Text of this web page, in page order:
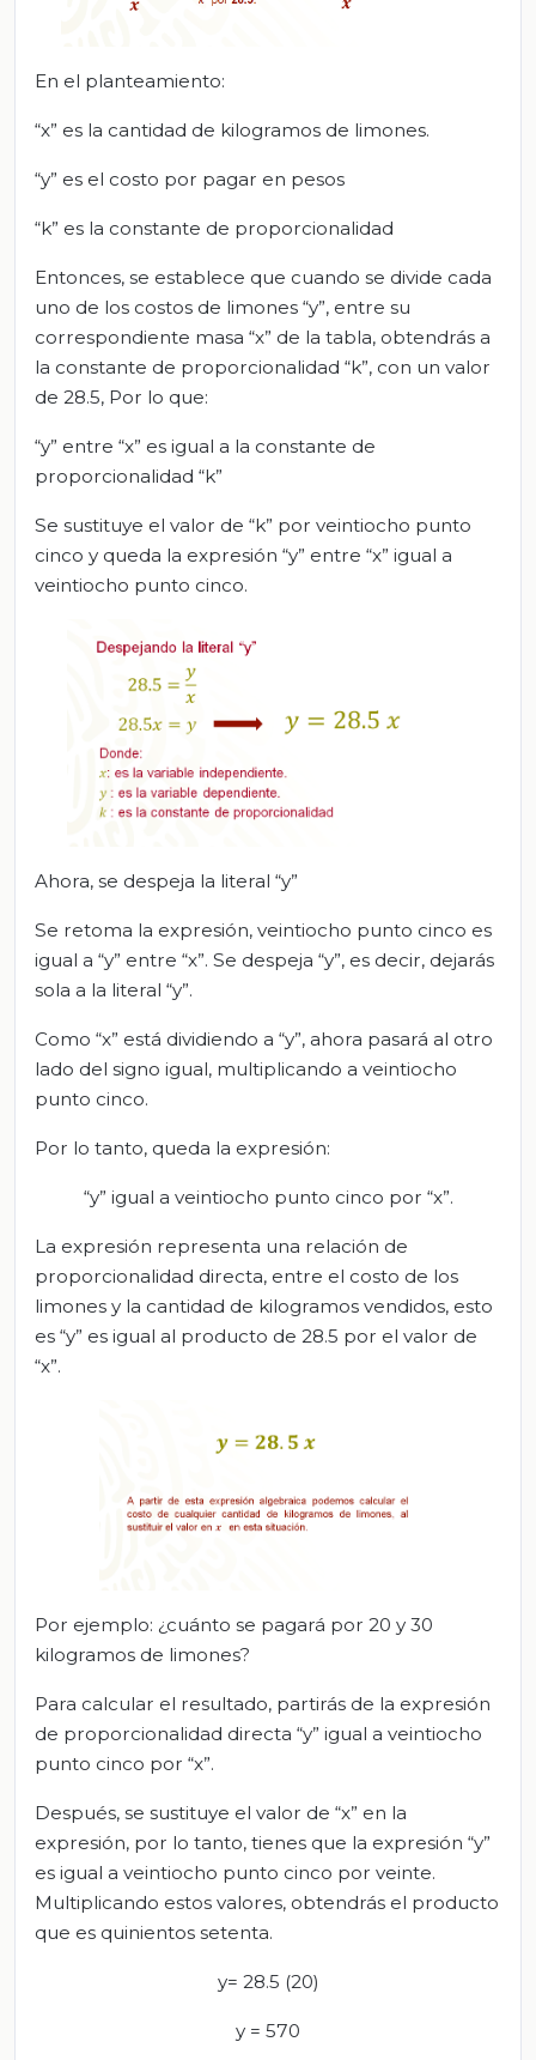
En el planteamiento:
“x” es la cantidad de kilogramos de limones.
“y” es el costo por pagar en pesos
“k” es la constante de proporcionalidad
Entonces, se establece que cuando se divide cada
uno de los costos de limones “y”, entre su
correspondiente masa “x” de la tabla, obtendrás a
la constante de proporcionalidad “k”, con un valor
de 28.5, Por lo que:
“y” entre “x” es igual a la constante de
proporcionalidad “k”
Se sustituye el valor de “k” por veintiocho punto
cinco y queda la expresión “y” entre “x” igual a
veintiocho punto cinco.
Ahora, se despeja la literal “y”
Se retoma la expresión, veintiocho punto cinco es
igual a “y” entre “x”. Se despeja “y”, es decir, dejarás
sola a la literal “y”.
Como “x” está dividiendo a “y”, ahora pasará al otro
lado del signo igual, multiplicando a veintiocho
punto cinco.
Por lo tanto, queda la expresión:
“y” igual a veintiocho punto cinco por “x”.
La expresión representa una relación de
proporcionalidad directa, entre el costo de los
limones y la cantidad de kilogramos vendidos, esto
es “y” es igual al producto de 28.5 por el valor de
“x”.
Por ejemplo: ¿cuánto se pagará por 20 y 30
kilogramos de limones?
Para calcular el resultado, partirás de la expresión
de proporcionalidad directa “y” igual a veintiocho
punto cinco por “x”.
Después, se sustituye el valor de “x” en la
expresión, por lo tanto, tienes que la expresión “y”
es igual a veintiocho punto cinco por veinte.
Multiplicando estos valores, obtendrás el producto
que es quinientos setenta.
y= 28.5 (20)
y = 570